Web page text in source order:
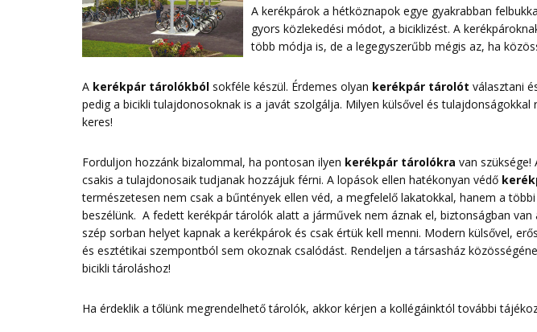
A kerékpárok a hétköznapok egye gyakrabban
gyors közlekedési módot, a biciklizést. A
több módja is, de a legegyszerűbb mégis az, ha
A kerékpár tárolókból sokféle készül. Érdemes olyan kerékpár tárolót választani
pedig a bicikli tulajdonosoknak is a javát szolgálja. Milyen külsővel és tulajdonságokkal
keres!
Forduljon hozzánk bizalommal, ha pontosan ilyen kerékpár tárolókra van
csakis a tulajdonosaik tudjanak hozzájuk férni. A lopások ellen hatékonyan védő
természetesen nem csak a bűntények ellen véd, a megfelelő lakatokkal, hanem a
beszélünk. A fedett kerékpár tárolók alatt a járművek nem áznak el, biztonságban
szép sorban helyet kapnak a kerékpárok és csak értük kell menni. Modern külsővel,
és esztétikai szempontból sem okoznak csalódást. Rendeljen a társasház
bicikli tároláshoz!
Ha érdeklik a tőlünk megrendelhető tárolók, akkor kérjen a kollégáinktól további